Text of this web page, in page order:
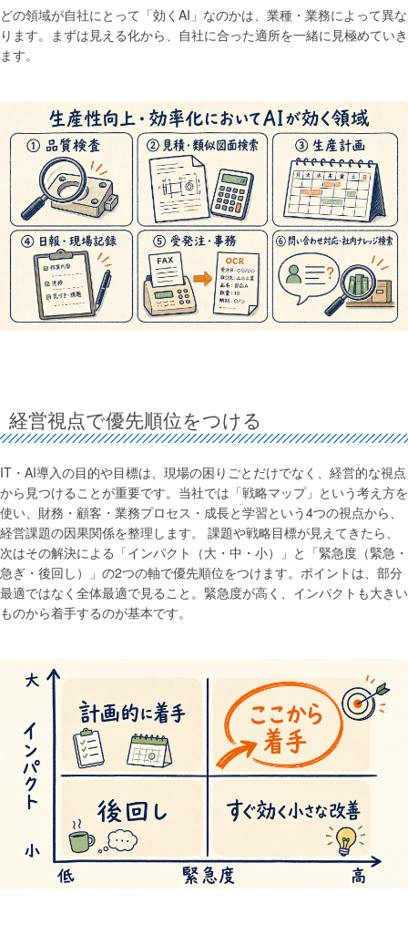
どの領域が自社にとって「効くAI」なのかは、業種・業務によって異な
ります。まずは見える化から、自社に合った適所を一緒に見極めていき
ます。
経営視点で優先順位をつける
IT・AI導入の目的や目標は、現場の困りごとだけでなく、経営的な視点
から見つけることが重要です。当社では「戦略マップ」という考え方を
使い、財務・顧客・業務プロセス・成長と学習という4つの視点から、
経営課題の因果関係を整理します。 課題や戦略目標が見えてきたら、
次はその解決による「インパクト（大・中・小）」と「緊急度（緊急・
急ぎ・後回し）」の2つの軸で優先順位をつけます。ポイントは、部分
最適ではなく全体最適で見ること。緊急度が高く、インパクトも大きい
ものから着手するのが基本です。